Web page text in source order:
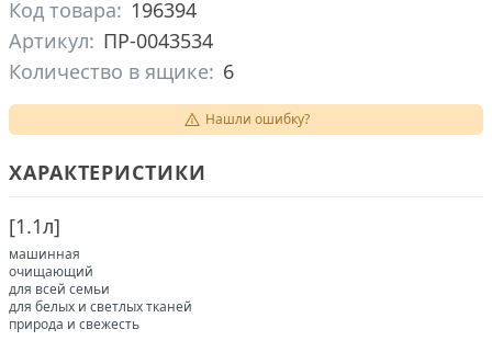
Код товара: 196394
Артикул: ПР-0043534
Количество в ящике: 6
Нашли ошибку?
ХАРАКТЕРИСТИКИ
[1.1л]
машинная
очищающий
для всей семьи
для белых и светлых тканей
природа и свежесть